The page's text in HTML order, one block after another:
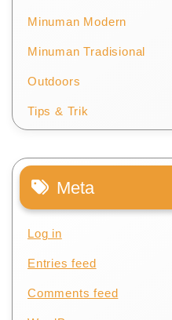
Minuman Modern
Minuman Tradisional
Outdoors
Tips & Trik
Meta
Log in
Entries feed
Comments feed